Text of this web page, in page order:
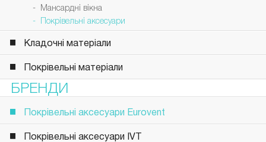
- Мансардні вікна
- Покрівельні аксесуари
Кладочні матеріали
Покрівельні матеріали
БРЕНДИ
Покрівельні аксесуари Eurovent
Покрівельні аксесуари IVT